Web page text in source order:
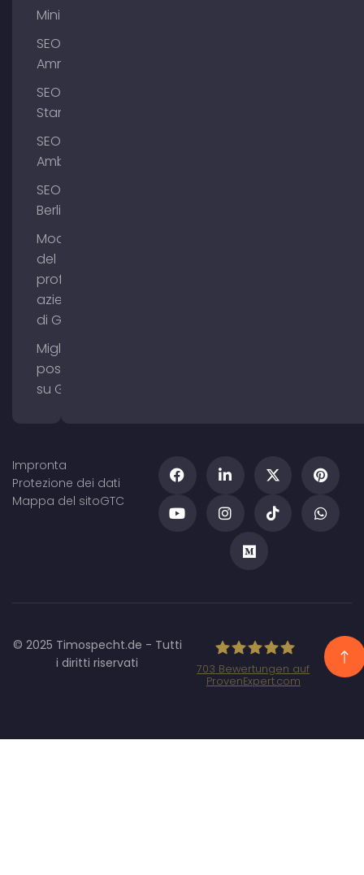
Mini
SEO
Ammersee
SEO
Starnberg
SEO
Amburgo
SEO
Berlino
Modifica
del
profilo
aziendale
di Google
Migliorare il
posizionamento
su Google Maps
Impronta
Protezione dei dati
Mappa del sitoGTC
© 2025 Timospecht.de - Tutti
i diritti riservati
GmbH - SEO/SEA
703 Bewertungen auf
ProvenExpert.com